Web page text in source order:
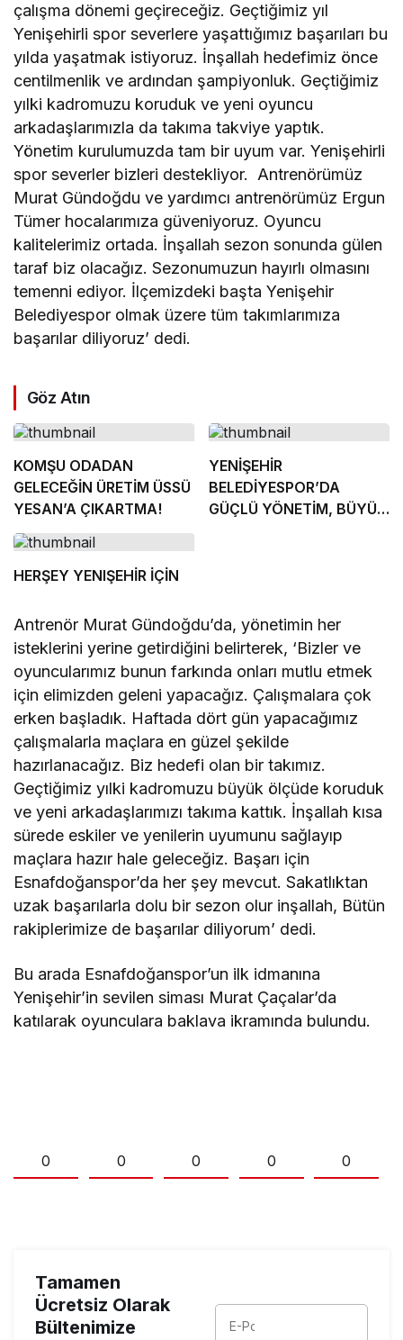
çalışma dönemi geçireceğiz. Geçtiğimiz yıl
Yenişehirli spor severlere yaşattığımız başarıları bu
yılda yaşatmak istiyoruz. İnşallah hedefimiz önce
centilmenlik ve ardından şampiyonluk. Geçtiğimiz
yılki kadromuzu koruduk ve yeni oyuncu
arkadaşlarımızla da takıma takviye yaptık.
Yönetim kurulumuzda tam bir uyum var. Yenişehirli
spor severler bizleri destekliyor. Antrenörümüz
Murat Gündoğdu ve yardımcı antrenörümüz Ergun
Tümer hocalarımıza güveniyoruz. Oyuncu
kalitelerimiz ortada. İnşallah sezon sonunda gülen
taraf biz olacağız. Sezonumuzun hayırlı olmasını
temenni ediyor. İlçemizdeki başta Yenişehir
Belediyespor olmak üzere tüm takımlarımıza
başarılar diliyoruz’ dedi.
Göz Atın
KOMŞU ODADAN
GELECEĞİN ÜRETİM ÜSSÜ
YESAN’A ÇIKARTMA!
YENİŞEHİR
BELEDİYESPOR’DA
GÜÇLÜ YÖNETİM, BÜYÜK
HERŞEY YENIŞEHİR İÇİN
Antrenör Murat Gündoğdu’da, yönetimin her
isteklerini yerine getirdiğini belirterek, ‘Bizler ve
oyuncularımız bunun farkında onları mutlu etmek
için elimizden geleni yapacağız. Çalışmalara çok
erken başladık. Haftada dört gün yapacağımız
çalışmalarla maçlara en güzel şekilde
hazırlanacağız. Biz hedefi olan bir takımız.
Geçtiğimiz yılki kadromuzu büyük ölçüde koruduk
ve yeni arkadaşlarımızı takıma kattık. İnşallah kısa
sürede eskiler ve yenilerin uyumunu sağlayıp
maçlara hazır hale geleceğiz. Başarı için
Esnafdoğanspor’da her şey mevcut. Sakatlıktan
uzak başarılarla dolu bir sezon olur inşallah, Bütün
rakiplerimize de başarılar diliyorum’ dedi.
Bu arada Esnafdoğanspor’un ilk idmanına
Yenişehir’in sevilen siması Murat Çaçalar’da
katılarak oyunculara baklava ikramında bulundu.
0 0 0 0 0
Tamamen
Ücretsiz Olarak
Bültenimize